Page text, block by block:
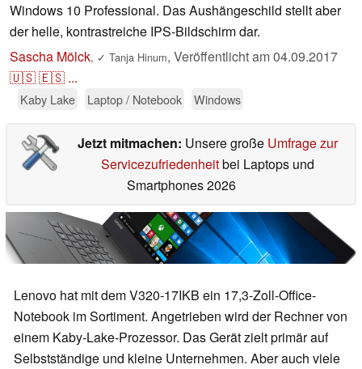
Windows 10 Professional. Das Aushängeschild stellt aber
der helle, kontrastreiche IPS-Bildschirm dar.
Sascha Mölck, ✓ Tanja Hinum, Veröffentlicht am04.09.2017
🇺🇸🇪🇸 ...
Kaby Lake Laptop / Notebook Windows
Jetzt mitmachen: Unsere große Umfrage zur
Servicezufriedenheitbei Laptops und
Smartphones 2026
Lenovo hat mit dem V320-17IKB ein 17,3-Zoll-Office-
Notebook im Sortiment. Angetrieben wird der Rechner von
einem Kaby-Lake-Prozessor. Das Gerät zielt primär auf
Selbstständige und kleine Unternehmen. Aber auch viele